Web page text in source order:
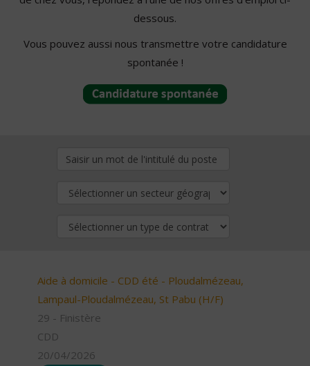
dessous.
Vous pouvez aussi nous transmettre votre candidature
spontanée !
Aide à domicile - CDD été - Ploudalmézeau,
Lampaul-Ploudalmézeau, St Pabu (H/F)
29 - Finistère
CDD
20/04/2026